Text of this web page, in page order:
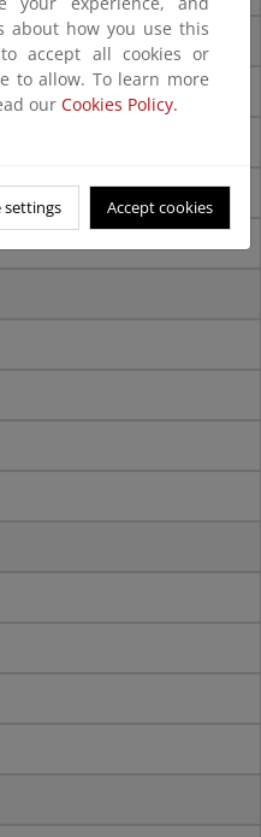
about how you use this
accept all cookies or
to allow. To learn more
our Cookies Policy.
settings Accept cookies